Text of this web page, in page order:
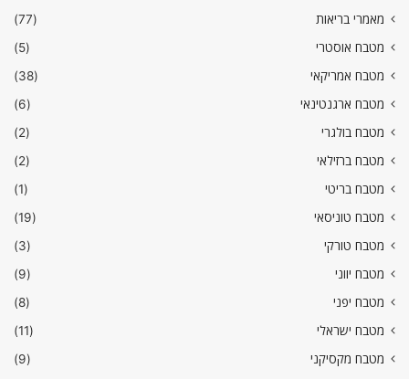
מאמרי בריאות
(77)
מטבח אוסטרי
(5)
מטבח אמריקאי
(38)
מטבח ארגנטינאי
(6)
מטבח בולגרי
(2)
מטבח ברזילאי
(2)
מטבח בריטי
(1)
מטבח טוניסאי
(19)
מטבח טורקי
(3)
מטבח יווני
(9)
מטבח יפני
(8)
מטבח ישראלי
(11)
מטבח מקסיקני
(9)